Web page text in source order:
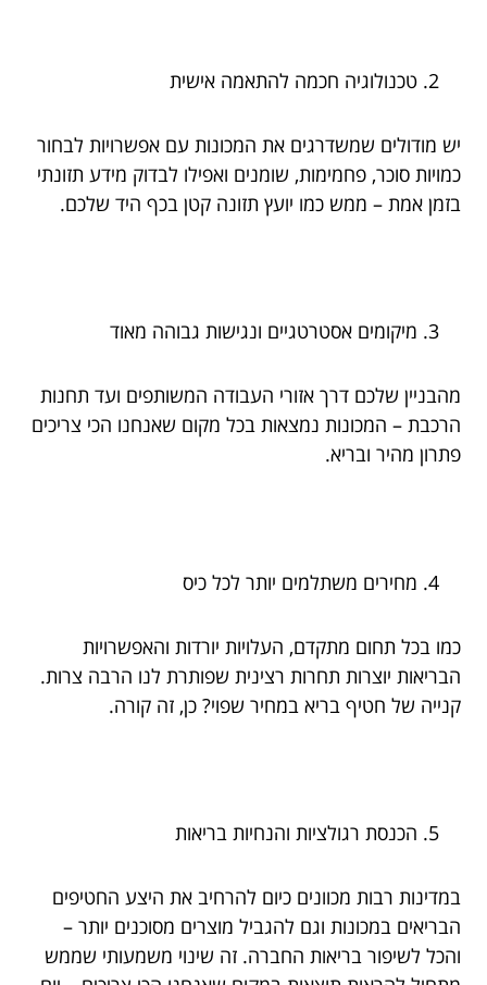
טכנולוגיה חכמה להתאמה אישית
יש מודולים שמשדרגים את המכונות עם אפשרויות לבחור
כמויות סוכר, פחמימות, שומנים ואפילו לבדוק מידע תזונתי
בזמן אמת – ממש כמו יועץ תזונה קטן בכף היד שלכם.
מיקומים אסטרטגיים ונגישות גבוהה מאוד
מהבניין שלכם דרך אזורי העבודה המשותפים ועד תחנות
הרכבת – המכונות נמצאות בכל מקום שאנחנו הכי צריכים
פתרון מהיר ובריא.
מחירים משתלמים יותר לכל כיס
כמו בכל תחום מתקדם, העלויות יורדות והאפשרויות
הבריאות יוצרות תחרות רצינית שפותרת לנו הרבה צרות.
קנייה של חטיף בריא במחיר שפוי? כן, זה קורה.
הכנסת רגולציות והנחיות בריאות
במדינות רבות מכוונים כיום להרחיב את היצע החטיפים
הבריאים במכונות וגם להגביל מוצרים מסוכנים יותר –
והכל לשיפור בריאות החברה. זה שינוי משמעותי שממש